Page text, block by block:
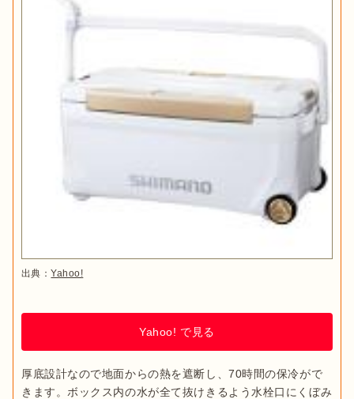
出典：Yahoo!
Yahoo! で見る
厚底設計なので地面からの熱を遮断し、70時間の保冷がで
きます。ボックス内の水が全て抜けきるよう水栓口にくぼみ